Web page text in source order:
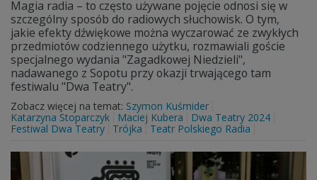
Magia radia – to często używane pojęcie odnosi się w
szczególny sposób do radiowych słuchowisk. O tym,
jakie efekty dźwiękowe można wyczarować ze zwykłych
przedmiotów codziennego użytku, rozmawiali goście
specjalnego wydania "Zagadkowej Niedzieli",
nadawanego z Sopotu przy okazji trwającego tam
festiwalu "Dwa Teatry".
Zobacz więcej na temat: Szymon Kuśmider
Katarzyna Stoparczyk
Maciej Kubera
Dwa Teatry 2024
Festiwal Dwa Teatry
Trójka Teatr Polskiego Radia